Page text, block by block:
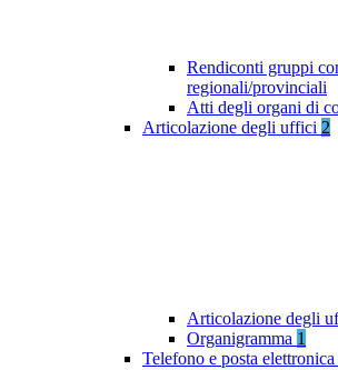
Rendiconti gruppi
regionali/provinciali
Atti degli organi di
Articolazione degli uffici 2
Articolazione degli
Organigramma 1
Telefono e posta elettronica